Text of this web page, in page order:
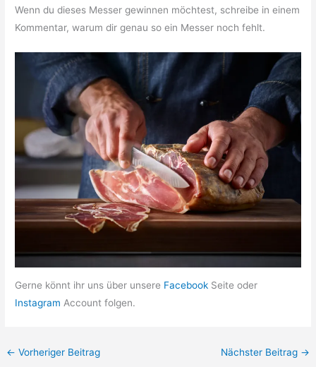
Wenn du dieses Messer gewinnen möchtest, schreibe in einem
Kommentar, warum dir genau so ein Messer noch fehlt.
Gerne könnt ihr uns über unsere Facebook Seite oder
InstagramAccount folgen.
← Vorheriger Beitrag Nächster Beitrag →